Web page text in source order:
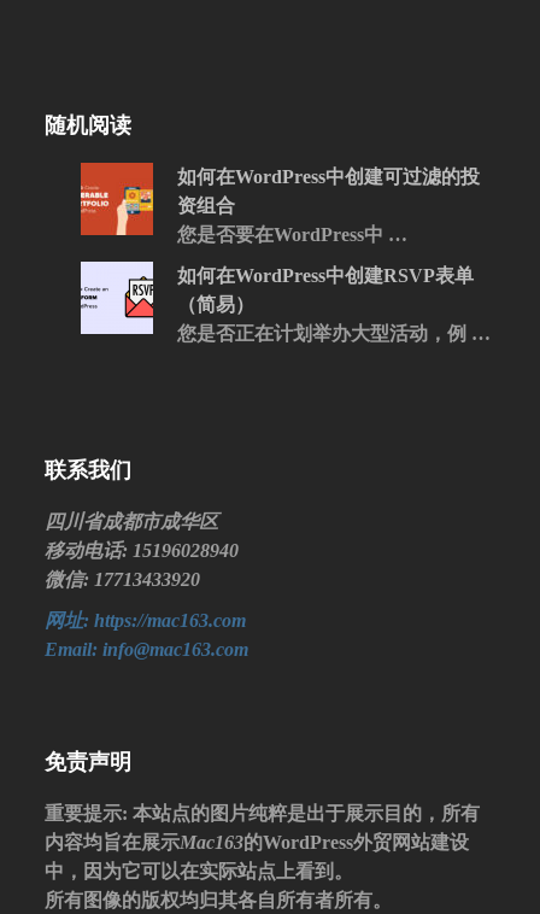
随机阅读
如何在WordPress中创建可过滤的投
资组合
您是否要在WordPress中 …
如何在WordPress中创建RSVP表单
（简易）
您是否正在计划举办大型活动，例 …
联系我们
四川省成都市成华区
移动电话: 15196028940
微信: 17713433920
网址: https://mac163.com
Email: info@mac163.com
免责声明
重要提示: 本站点的图片纯粹是出于展示目的，所有
内容均旨在展示Mac163的WordPress外贸网站建设
中，因为它可以在实际站点上看到。
所有图像的版权均归其各自所有者所有。